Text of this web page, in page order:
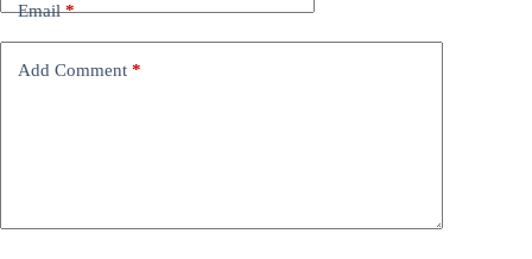
Email*
Add Comment *